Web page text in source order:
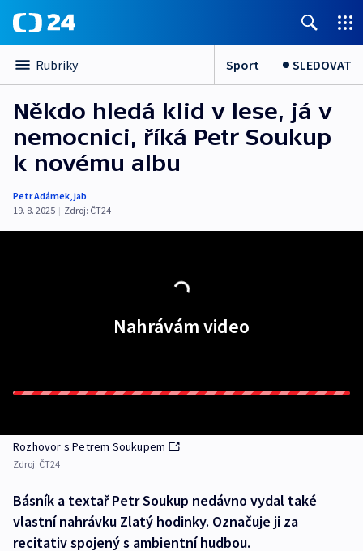
Rubriky Sport SLEDOVAT
Někdo hledá klid v lese, já v
nemocnici, říká Petr Soukup
k novému albu
Petr Adámek,jab
19. 8. 2025 | Zdroj: ČT24
Nahrávám video
Rozhovor s Petrem Soukupem
Zdroj: ČT24
Básník a textař Petr Soukup nedávno vydal také
vlastní nahrávku Zlatý hodinky. Označuje ji za
recitativ spojený s ambientní hudbou.